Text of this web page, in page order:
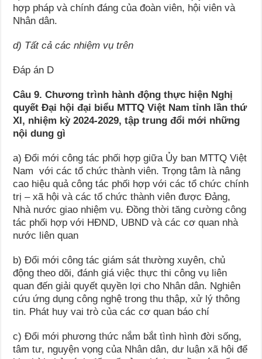
hợp pháp và chính đáng của đoàn viên, hội viên và
Nhân dân.
d) Tất cả các nhiệm vụ trên
Đáp án D
Câu 9. Chương trình hành động thực hiện Nghị
quyết Đại hội đại biểu MTTQ Việt Nam tỉnh lần thứ
XI, nhiệm kỳ 2024-2029, tập trung đổi mới những
nội dung gì
a) Đổi mới công tác phối hợp giữa Ủy ban MTTQ Việt
Nam với các tổ chức thành viên. Trọng tâm là nâng
cao hiệu quả công tác phối hợp với các tổ chức chính
trị – xã hội và các tổ chức thành viên được Đảng,
Nhà nước giao nhiệm vụ. Đồng thời tăng cường công
tác phối hợp với HĐND, UBND và các cơ quan nhà
nước liên quan
b) Đổi mới công tác giám sát thường xuyên, chủ
động theo dõi, đánh giá việc thực thi công vụ liên
quan đến giải quyết quyền lợi cho Nhân dân. Nghiên
cứu ứng dụng công nghệ trong thu thập, xử lý thông
tin. Phát huy vai trò của các cơ quan báo chí
c) Đổi mới phương thức nắm bắt tình hình đời sống,
tâm tư, nguyện vọng của Nhân dân, dư luận xã hội để